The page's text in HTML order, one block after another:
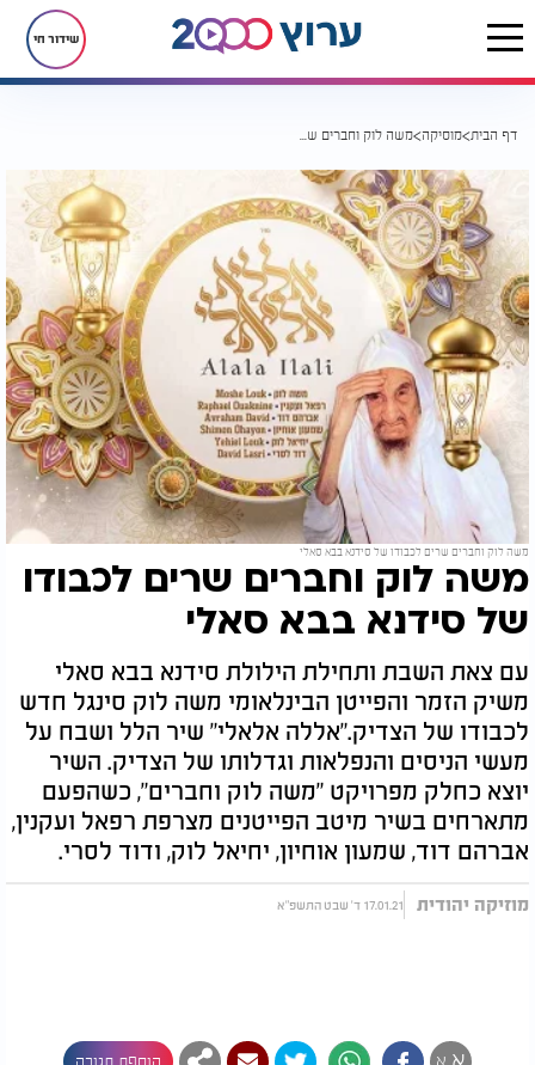
משה לוק וחברים שרים לכבודו של סידנא בבא סאלי
שידור חי
דף הבית מוסיקה משה לוק וחברים שרים לכבודו של סידנא בבא סאלי
משה לוק וחברים שרים לכבודו של סידנא בבא סאלי
משה לוק וחברים שרים לכבודו
של סידנא בבא סאלי
עם צאת השבת ותחילת הילולת סידנא בבא סאלי
משיק הזמר והפייטן הבינלאומי משה לוק סינגל חדש
לכבודו של הצדיק."אללה אלאלי" שיר הלל ושבח על
מעשי הניסים והנפלאות וגדלותו של הצדיק. השיר
יוצא כחלק מפרויקט "משה לוק וחברים", כשהפעם
מתארחים בשיר מיטב הפייטנים מצרפת רפאל ועקנין,
אברהם דוד, שמעון אוחיון, יחיאל לוק, ודוד לסרי.
מוזיקה יהודית 17.01.21 ד' שבט התשפ"א